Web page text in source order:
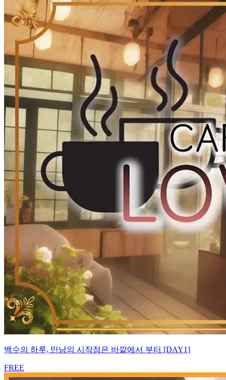
백수의 하루, 만남의 시작점은 바깥에서 부터 [DAY1]
FREE